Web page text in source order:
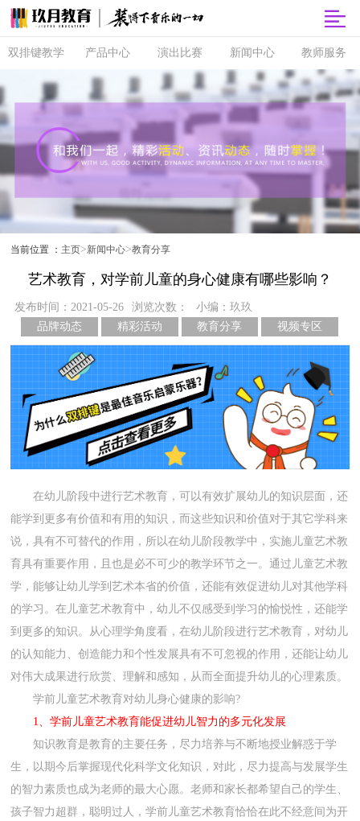
双排键教学
双排键
课程体系
直营校区
音协考级
双排键升级
产品中心
玖月商城
玖月智能音
玖月琴房
玖月琴房云
玖月·音悦岛
演出比赛
音乐会
央视演出
玖乐团
新闻中心
品牌动态
精彩活动
教育分享
视频专区
教师服务
师资培训
玖月教师俱
师资查询
全国师资招
当前位置 ： 主页>新闻中心>教育分享
艺术教育，对学前儿童的身心健康有哪些影响？
发布时间：2021-05-26 浏览次数：
小编：玖玖
品牌动态
精彩活动 教育分享 视频专区
在幼儿阶段中进行艺术教育，可以有效扩展幼儿的知识层面，还
能学到更多有价值和有用的知识，而这些知识和价值对于其它学科来
说，具有不可替代的作用，所以在幼儿阶段教学中，实施儿童艺术教
育具有重要作用，且也是必不可少的教学环节之一。通过儿童艺术教
学，能够让幼儿学到艺术本省的价值，还能有效促进幼儿对其他学科
的学习。在儿童艺术教育中，幼儿不仅感受到学习的愉悦性，还能学
到更多的知识。从心理学角度看，在幼儿阶段进行艺术教育，对幼儿
的认知能力、创造能力和个性发展具有不可忽视的作用，还能让幼儿
对伟大成果进行欣赏、理解和感知，从而全面提升幼儿的心理素质。
学前儿童艺术教育对幼儿身心健康的影响?
1、学前儿童艺术教育能促进幼儿智力的多元化发展
知识教育是教育的主要任务，尽力培养与不断地授业解惑于学
生，以期今后掌握现代化科学文化知识，对此，尽力提高与发展学生
的智力素质也成为老师的最大心愿。老师和家长都希望自己的学生、
孩子智力超群，聪明过人，学前儿童艺术教育恰恰在此不经意间为开